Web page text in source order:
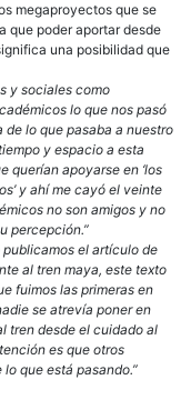
megaproyectos que se
que poder aportar desde
una posibilidad que
y sociales como
lo que nos pasó
de lo que pasaba a nuestro
y espacio a esta
querían apoyarse en ‘los
y ahí me cayó el veinte
no son amigos y no
percepción.”
publicamos el artículo de
al tren maya, este texto
fuimos las primeras en
se atrevía poner en
tren desde el cuidado al
es que otros
que está pasando.”